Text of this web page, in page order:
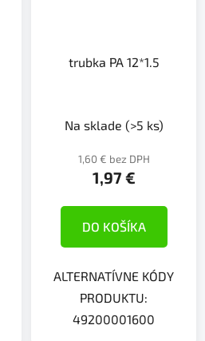
trubka PA 12*1.5
Na sklade (>5 ks)
1,60 € bez DPH
1,97 €
DO KOŠÍKA
ALTERNATÍVNE KÓDY
PRODUKTU:
49200001600